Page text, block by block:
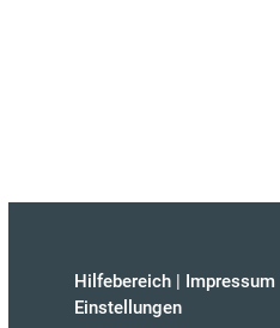
Hilfebereich | Impressum
Einstellungen